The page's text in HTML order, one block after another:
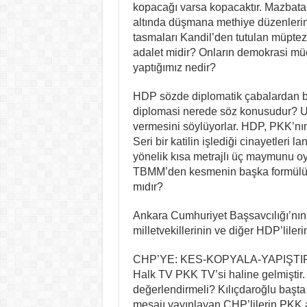
kopacağı varsa kopacaktır.
altında düşmana methiye
tasmaları Kandil’den tutulan
adalet midir? Onların demokrasi
yaptığımız nedir?
HDP sözde diplomatik çabalardan
diplomasi nerede söz konusudur?
vermesini söylüyorlar. HDP,
Seri bir katilin işlediği cinayetleri
yönelik kısa metrajlı üç maymunu
TBMM’den kesmenin başka
mıdır?
Ankara Cumhuriyet
milletvekillerinin ve diğer HDP’lilerin
CHP’YE: KES-KOPYALA-
Halk TV PKK TV’si haline
değerlendirmeli? Kılıçdaroğlu
mesajı yayınlayan CHP’lilerin PKK